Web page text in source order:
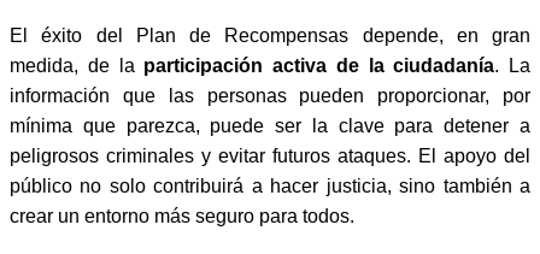
El éxito del Plan de Recompensas depende, en gran
medida, de la participación activa de la ciudadanía. La
información que las personas pueden proporcionar, por
mínima que parezca, puede ser la clave para detener a
peligrosos criminales y evitar futuros ataques. El apoyo del
público no solo contribuirá a hacer justicia, sino también a
crear un entorno más seguro para todos.